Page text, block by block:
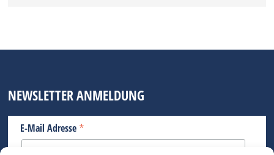
NEWSLETTER ANMELDUNG
E-Mail Adresse *